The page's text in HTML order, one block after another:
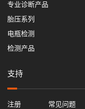
专业诊断产品
胎压系列
电瓶检测
检测产品
支持
注册
常见问题